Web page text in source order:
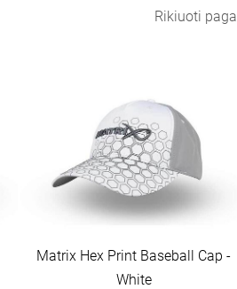
Rikiuoti pagal
Matrix Hex Print Baseball Cap -
White